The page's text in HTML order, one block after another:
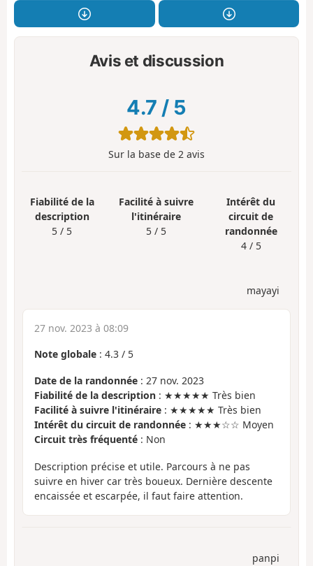
Avis et discussion
4.7 / 5
Sur la base de 2 avis
Fiabilité de la
description
5 / 5
Facilité à suivre
l'itinéraire
5 / 5
Intérêt du
circuit de
randonnée
4 / 5
mayayi
27 nov. 2023 à 08:09
Note globale : 4.3 / 5
Date de la randonnée : 27 nov. 2023
Fiabilité de la description : ★★★★★ Très bien
Facilité à suivre l'itinéraire : ★★★★★ Très bien
Intérêt du circuit de randonnée : ★★★☆☆ Moyen
Circuit très fréquenté : Non
Description précise et utile. Parcours à ne pas
suivre en hiver car très boueux. Dernière descente
encaissée et escarpée, il faut faire attention.
panpi